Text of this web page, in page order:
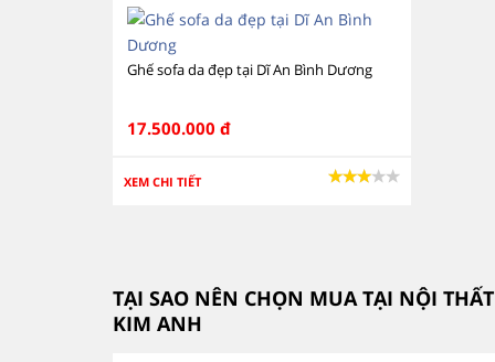
Ghế sofa da đẹp tại Dĩ An Bình Dương
17.500.000 đ
XEM CHI TIẾT
TẠI SAO NÊN CHỌN MUA TẠI NỘI THẤT
KIM ANH